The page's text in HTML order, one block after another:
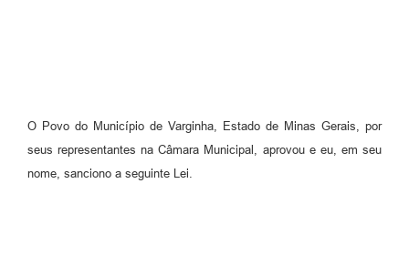
O Povo do Município de Varginha, Estado de Minas Gerais, por
seus representantes na Câmara Municipal, aprovou e eu, em seu
nome, sanciono a seguinte Lei.